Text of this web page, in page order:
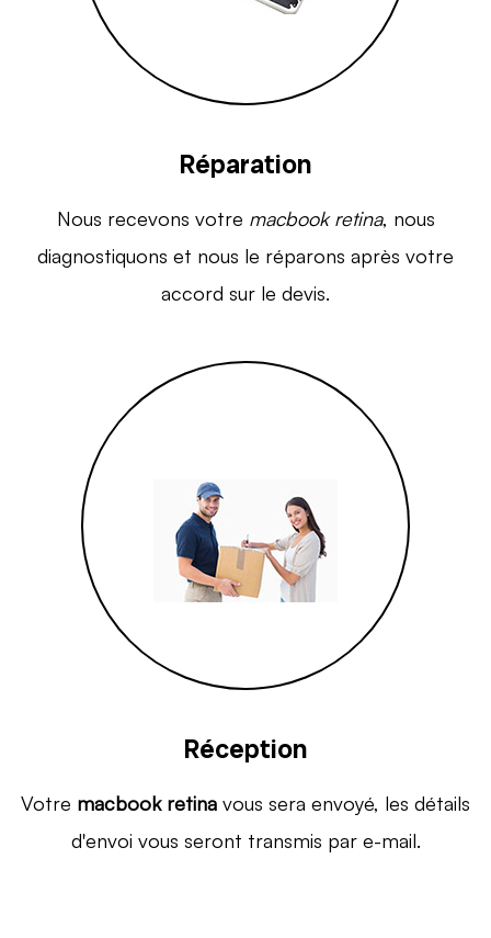
Réparation
Nous recevons votre macbook retina, nous
diagnostiquons et nous le réparons après votre
accord sur le devis.
Réception
Votre macbook retina vous sera envoyé, les détails
d'envoi vous seront transmis par e-mail.